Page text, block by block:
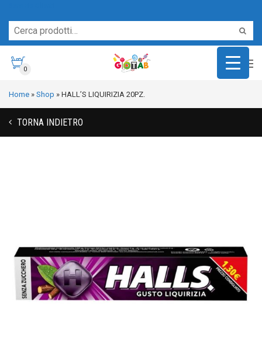
0
Home » Shop » HALL’S LIQUIRIZIA 20PZ.
TORNA INDIETRO